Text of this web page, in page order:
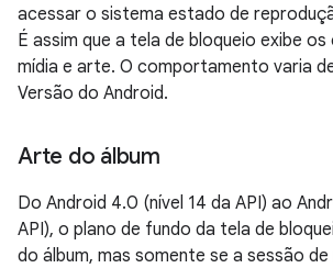
acessar o sistema estado de
É assim que a tela de bloqueio exibe
mídia e arte. O comportamento varia
Versão do Android.
Arte do álbum
Do Android 4.0 (nível 14 da API) ao
API), o plano de fundo da tela de
do álbum, mas somente se a sessão de